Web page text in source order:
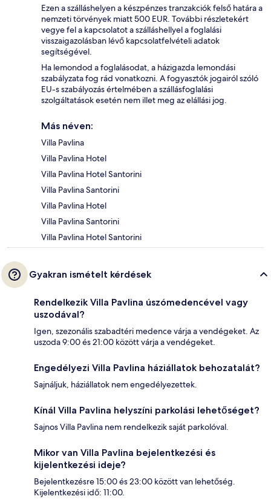
Ezen a szálláshelyen a készpénzes tranzakciók felső határa a
nemzeti törvények miatt 500 EUR. További részletekért
vegye fel a kapcsolatot a szálláshellyel a foglalási
visszaigazolásban lévő kapcsolatfelvételi adatok
segítségével.
Ha lemondod a foglalásodat, a házigazda lemondási
szabályzata fog rád vonatkozni. A fogyasztók jogairól szóló
EU-s szabályozás értelmében a szállásfoglalási
szolgáltatások esetén nem illet meg az elállási jog.
Más néven:
Villa Pavlina
Villa Pavlina Hotel
Villa Pavlina Hotel Santorini
Villa Pavlina Santorini
Villa Pavlina Hotel
Villa Pavlina Santorini
Villa Pavlina Hotel Santorini
Gyakran ismételt kérdések
Rendelkezik Villa Pavlina úszómedencével vagy
uszodával?
Igen, szezonális szabadtéri medence várja a vendégeket. Az
uszoda 9:00 és 21:00 között várja a vendégeket.
Engedélyezi Villa Pavlina háziállatok behozatalát?
Sajnáljuk, háziállatok nem engedélyezettek.
Kínál Villa Pavlina helyszíni parkolási lehetőséget?
Sajnos Villa Pavlina nem rendelkezik saját parkolóval.
Mikor van Villa Pavlina bejelentkezési és
kijelentkezési ideje?
Bejelentkezésre 15:00 és 23:00 között van lehetőség.
Kijelentkezési idő: 11:00.